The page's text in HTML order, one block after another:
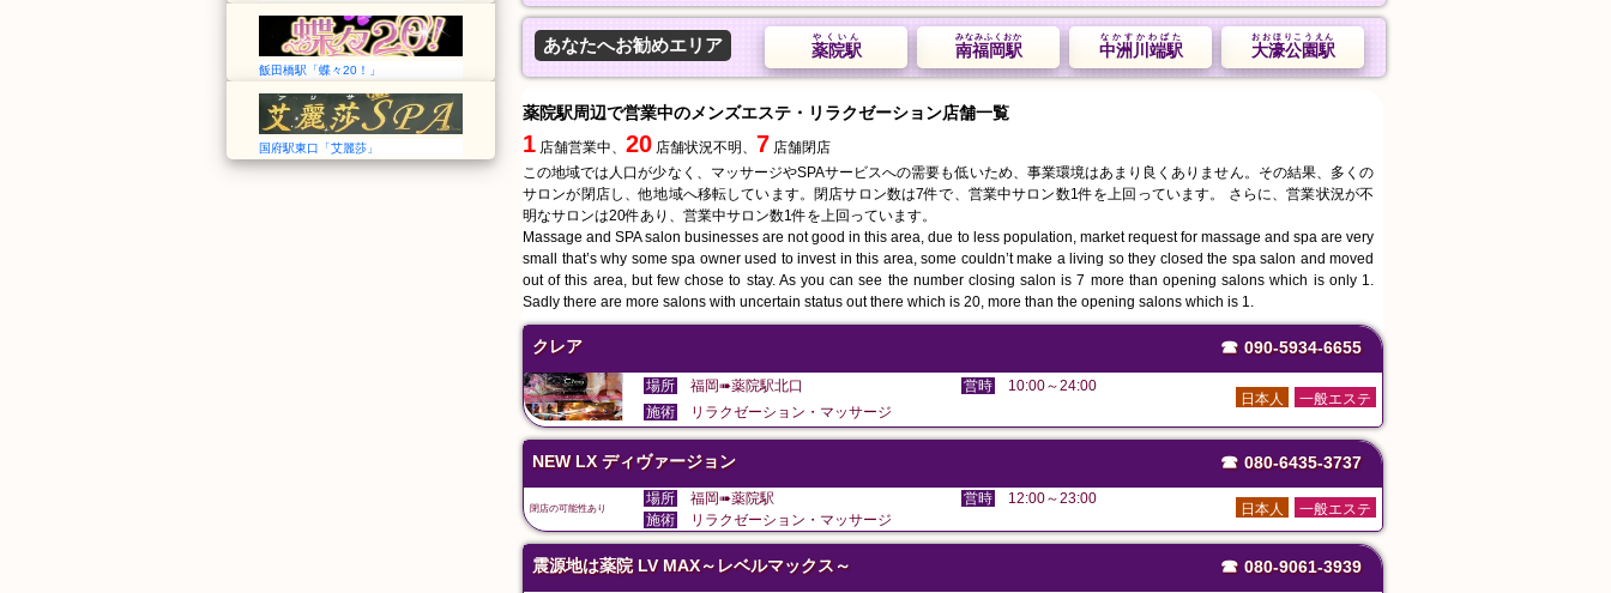
飯田橋駅「蝶々20！」
国府駅東口「艾麗莎」
あなたへお勧めエリア 大濠公園駅
おおほりこうえん
中洲川端駅
なかすかわばた
南福岡駅
みなみふくおか
薬院駅
やくいん
薬院駅周辺で営業中のメンズエステ・リラクゼーション店舗一覧
1 店舗営業中、 20 店舗状況不明、 7 店舗閉店
この地域では人口が少なく、マッサージやSPAサービスへの需要も低いため、事業環境はあまり良くありません。その結果、多くの
サロンが閉店し、他地域へ移転しています。閉店サロン数は7件で、営業中サロン数1件を上回っています。 さらに、営業状況が不
明なサロンは20件あり、営業中サロン数1件を上回っています。
Massage and SPA salon businesses are not good in this area, due to less population, market request for massage and spa are very
small that’s why some spa owner used to invest in this area, some couldn’t make a living so they closed the spa salon and moved
out of this area, but few chose to stay. As you can see the number closing salon is 7 more than opening salons which is only 1.
Sadly there are more salons with uncertain status out there which is 20, more than the opening salons which is 1.
クレア ☎ 090-5934-6655
場所 福岡➠薬院駅北口 営時 10:00～24:00
一般エステ
日本人
施術 リラクゼーション・マッサージ
NEW LX ディヴァージョン ☎ 080-6435-3737
閉店の可能性あり
場所 福岡➠薬院駅 営時 12:00～23:00
一般エステ
日本人
施術 リラクゼーション・マッサージ
震源地は薬院 LV MAX～レベルマックス～ ☎ 080-9061-3939